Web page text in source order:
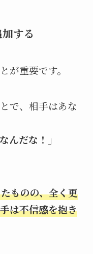
する
が重要です。
で、相手はあな
んだな！」
ものの、全く更
は不信感を抱き